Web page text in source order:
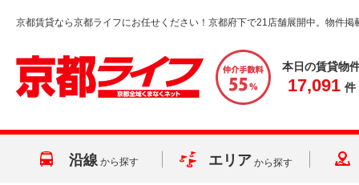
京都賃貸なら京都ライフにお任せください！京都府下で21店舗展開中。物件掲
本日の賃貸物
17,091 件
沿線 から探す エリア から探す